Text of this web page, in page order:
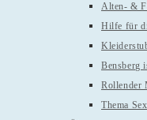
Alten- &
Hilfe für
Bensberg
Rollender
Thema